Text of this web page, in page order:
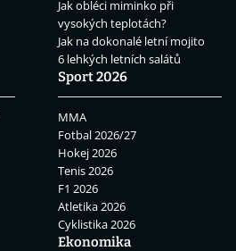
Jak obléci miminko při
vysokých teplotách?
Jak na dokonalé letní mojito
6 lehkých letních salátů
Sport 2026
MMA
Fotbal 2026/27
Hokej 2026
Tenis 2026
F1 2026
Atletika 2026
Cyklistika 2026
Ekonomika